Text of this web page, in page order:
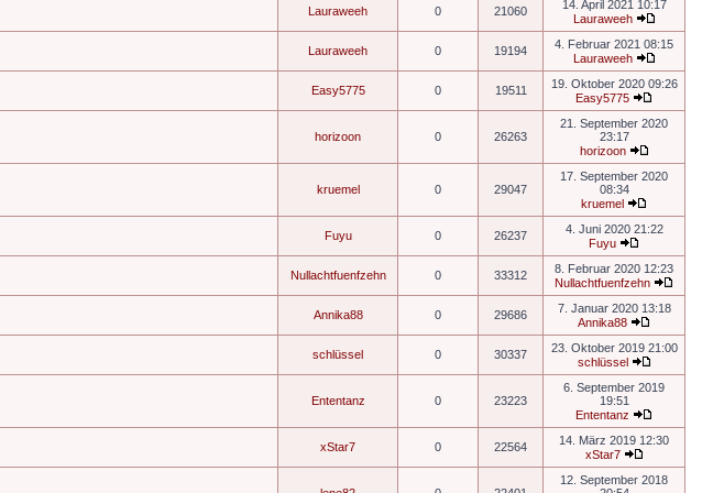
Lauraweeh 0 21060
14. April 2021 10:17
Lauraweeh
Lauraweeh 0 19194
4. Februar 2021 08:15
Lauraweeh
Easy5775 0 19511
19. Oktober 2020 09:26
Easy5775
horizoon 0 26263
21. September 2020
23:17
horizoon
kruemel 0 29047
17. September 2020
08:34
kruemel
Fuyu 0 26237
4. Juni 2020 21:22
Fuyu
Nullachtfuenfzehn 0 33312
8. Februar 2020 12:23
Nullachtfuenfzehn
Annika88 0 29686
7. Januar 2020 13:18
Annika88
schlüssel 0 30337
23. Oktober 2019 21:00
schlüssel
Ententanz 0 23223
6. September 2019
19:51
Ententanz
xStar7 0 22564
14. März 2019 12:30
xStar7
12. September 2018